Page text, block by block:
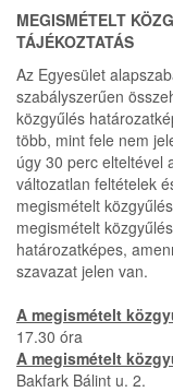
MEGISMÉTELT
TÁJÉKOZTATÁS
Az Egyesület
szabályszerűen
közgyűlés
több, mint fele nem
úgy 30 perc elteltével
változatlan feltételek
megismételt
megismételt közgyűlés
határozatképes,
szavazat jelen van.
A megismételt
17.30 óra
A megismételt
Bakfark Bálint u. 2.